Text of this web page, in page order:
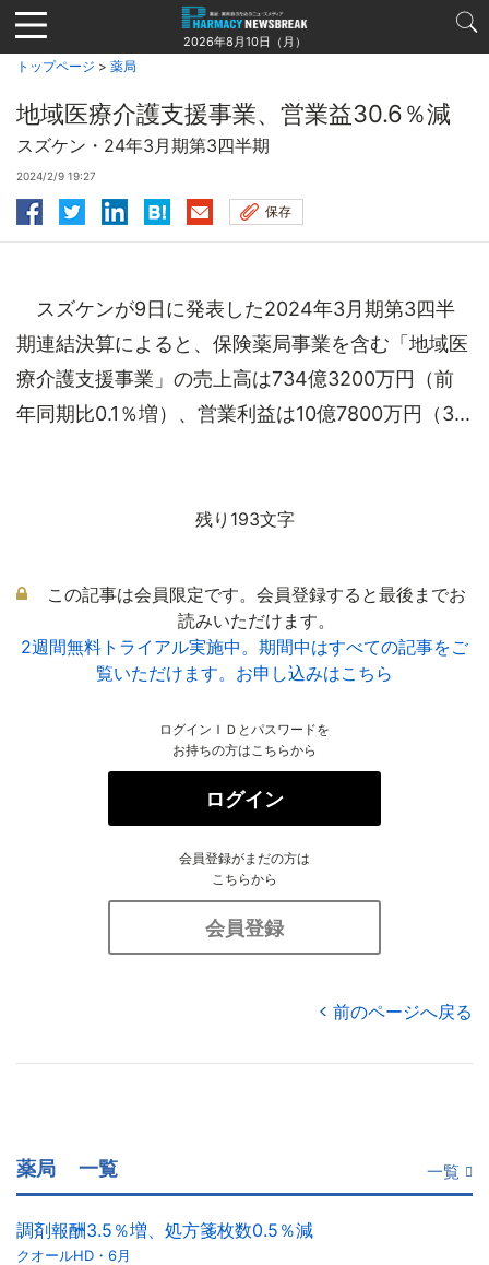
Jump
to
navigation
2026年8月10日（月）
トップページ > 薬局
地域医療介護支援事業、営業益30.6％減
スズケン・24年3月期第3四半期
2024/2/9 19:27
保存
スズケンが9日に発表した2024年3月期第3四半
期連結決算によると、保険薬局事業を含む「地域医
療介護支援事業」の売上高は734億3200万円（前
年同期比0.1％増）、営業利益は10億7800万円（3...
残り193文字
この記事は会員限定です。会員登録すると最後までお
読みいただけます。
2週間無料トライアル実施中。期間中はすべての記事をご
覧いただけます。お申し込みはこちら
ログインＩＤとパスワードを
お持ちの方はこちらから
ログイン
会員登録がまだの方は
こちらから
会員登録
前のページへ戻る
薬局 一覧 一覧
調剤報酬3.5％増、処方箋枚数0.5％減
クオールHD・6月